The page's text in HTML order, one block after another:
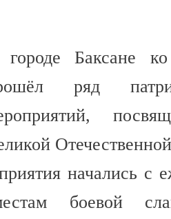
Баксане
ряд
начались с
боевой